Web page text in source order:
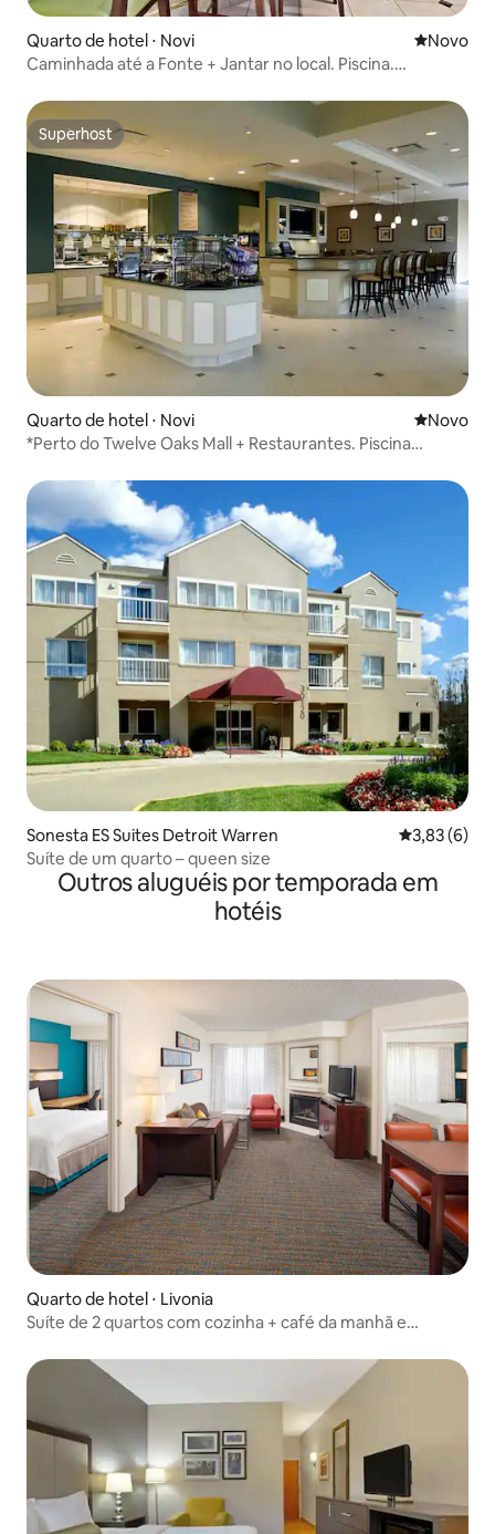
Quarto de hotel ⋅ Novi Novo
Novo
Caminhada até a Fonte + Jantar no local. Piscina.
Superhost
Superhost
Quarto de hotel ⋅ Novi Novo
Novo
*Perto do Twelve Oaks Mall + Restaurantes. Piscina
Sonesta ES Suites Detroit Warren 3,83 de
3,83 (6)
Suíte de um quarto – queen size
Outros aluguéis por temporada em
hotéis
Quarto de hotel ⋅ Livonia
Suíte de 2 quartos com cozinha + café da manhã e